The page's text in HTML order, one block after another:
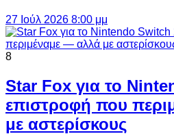
27 Ιούλ 2026 8:00 μμ
8
Star Fox για το
επιστροφή που
με αστερίσκους